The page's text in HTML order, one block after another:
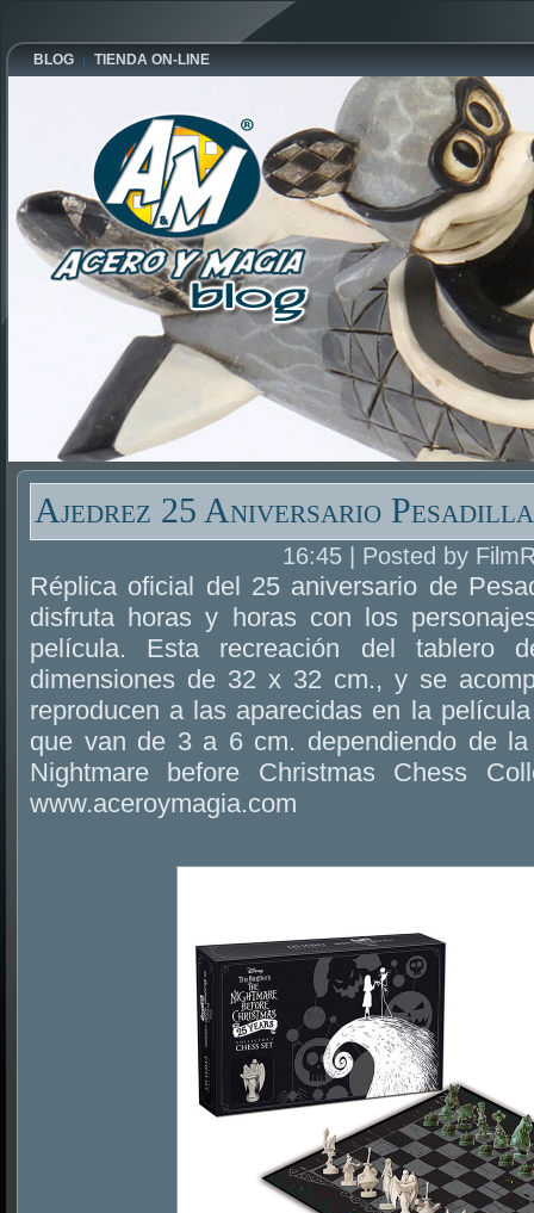
BLOG TIENDA ON-LINE
Ajedrez 25 Aniversario
16:45 | Posted by
Réplica oficial del 25 aniversario de
disfruta horas y horas con los
película. Esta recreación del tablero
dimensiones de 32 x 32 cm., y se
reproducen a las aparecidas en la
que van de 3 a 6 cm. dependiendo de
Nightmare before Christmas Chess
www.aceroymagia.com